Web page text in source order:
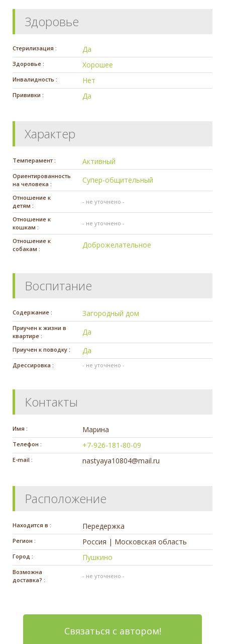
Здоровье
Стерилизация : Да
Здоровье : Хорошее
Инвалидность : Нет
Прививки : Да
Характер
Темперамент : Активный
Ориентированность
на человека :
Супер-общительный
Отношение к
детям :
- не уточнено -
Отношение к
кошкам :
- не уточнено -
Отношение к
собакам :
Доброжелательное
Воспитание
Содержание : Загородный дом
Приучен к жизни в
квартире :
Да
Приучен к поводку : Да
Дрессировка : - не уточнено -
Контакты
Имя : Марина
Телефон : +7-926-181-80-09
E-mail : nastyaya10804@mail.ru
Расположение
Находится в : Передержка
Регион : Россия | Московская область
Город : Пушкино
Возможна
доставка? :
- не уточнено -
Связаться с автором!